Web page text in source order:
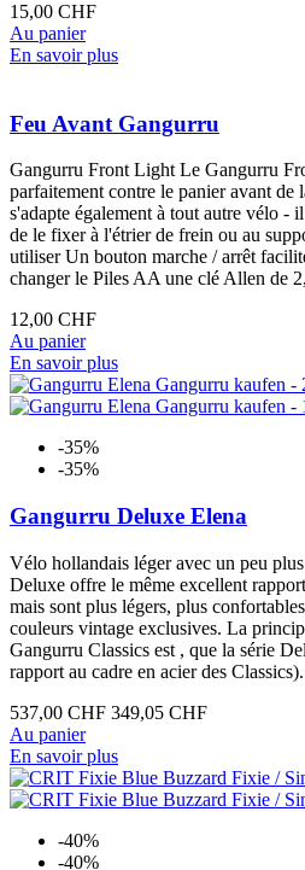
15,00 CHF
Au panier
En savoir plus
Feu Avant Gangurru
Gangurru Front Light Le Gangurru
parfaitement contre le panier avant de
s'adapte également à tout autre vélo -
de le fixer à l'étrier de frein ou au
utiliser Un bouton marche / arrêt
changer le Piles AA une clé Allen de
12,00 CHF
Au panier
En savoir plus
-35%
-35%
Gangurru Deluxe Elena
Vélo hollandais léger avec un peu
Deluxe offre le même excellent
mais sont plus légers, plus
couleurs vintage exclusives. La
Gangurru Classics est , que la série
rapport au cadre en acier des
537,00 CHF 349,05 CHF
Au panier
En savoir plus
-40%
-40%